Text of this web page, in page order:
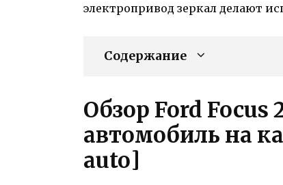
электропривод зеркал делают
Содержание
Обзор Ford
автомобиль на
auto]